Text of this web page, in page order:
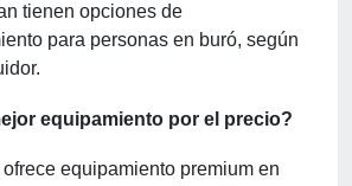
tienen opciones de
para personas en buró, según
equipamiento por el precio?
equipamiento premium en